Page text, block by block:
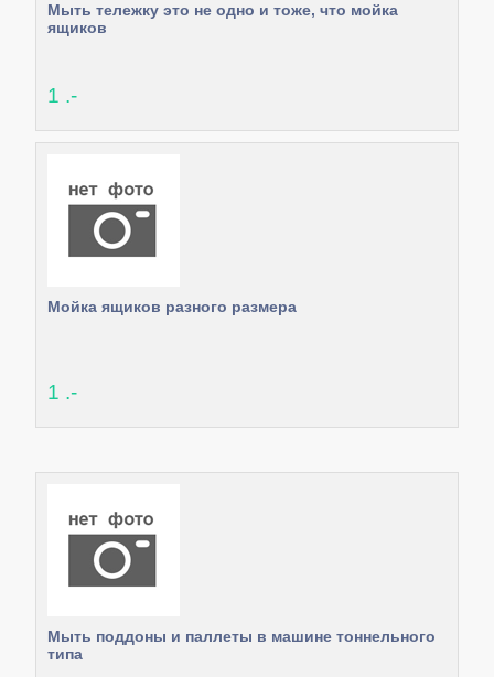
Мыть тележку это не одно и тоже, что мойка
ящиков
1 .-
Мойка ящиков разного размера
1 .-
Мыть поддоны и паллеты в машине тоннельного
типа